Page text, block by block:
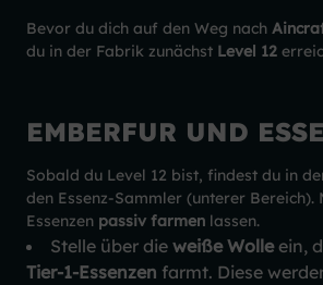
Bevor du dich auf den Weg nach
du in der Fabrik zunächst Level 12
EMBERFUR UND
Sobald du Level 12 bist, findest du in
den Essenz-Sammler (unterer Bereich).
Essenzen passiv farmen lassen.
Stelle über dieweiße Wolleein,
Tier-1-Essenzen farmt. Diese